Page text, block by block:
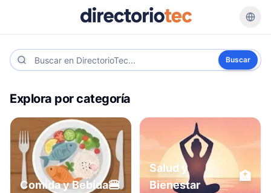
Buscar
Explora por categoría
Comida y Bebida🍔
Salud y
Bienestar
🏥